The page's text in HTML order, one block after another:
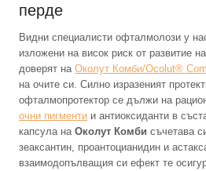
перде
Видни специалисти офталмолози у
изложени на висок риск от развитие
доверят на Околут Комби/Ocolut®
на очите си. Силно изразеният
офталмопротектор се дължи на
очни пигменти и антиоксиданти в
капсула на Околут Комби съчетава
зеаксантин, проантоцианидин и
взаимодопълващия си ефект те